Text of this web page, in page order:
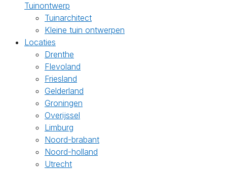
Tuinontwerp
Tuinarchitect
Kleine tuin ontwerpen
Locaties
Drenthe
Flevoland
Friesland
Gelderland
Groningen
Overijssel
Limburg
Noord-brabant
Noord-holland
Utrecht